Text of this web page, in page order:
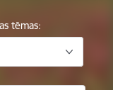
tēmas: